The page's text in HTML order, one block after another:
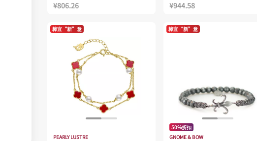
¥806.26
¥944.58
樟宜“新”意
PEARLY LUSTRE
樟宜“新”意
50%折扣
GNOME & BOW